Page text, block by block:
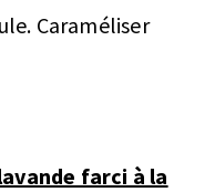
Caraméliser
farci à la